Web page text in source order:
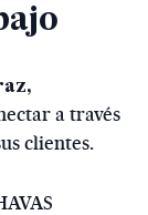
a través
clientes.